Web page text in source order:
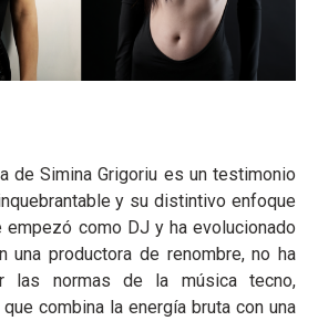
de Simina Grigoriu es un testimonio
y su distintivo enfoque
empezó como DJ y ha evolucionado
una productora de renombre, no ha
las normas de la música tecno,
combina la energía bruta con una